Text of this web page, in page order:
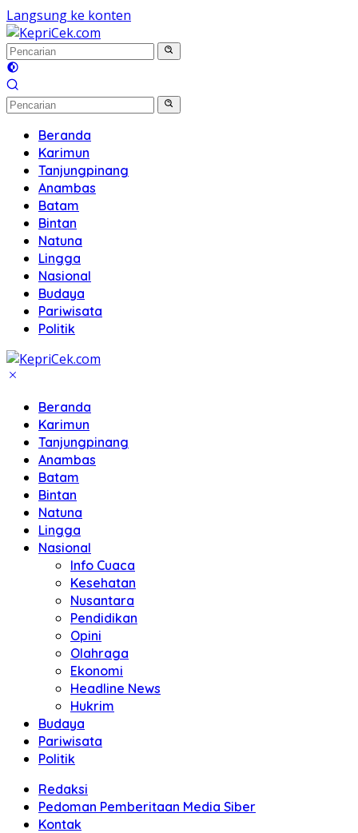
Langsung ke konten
Beranda
Karimun
Tanjungpinang
Anambas
Batam
Bintan
Natuna
Lingga
Nasional
Budaya
Pariwisata
Politik
Beranda
Karimun
Tanjungpinang
Anambas
Batam
Bintan
Natuna
Lingga
Nasional
Info Cuaca
Kesehatan
Nusantara
Pendidikan
Opini
Olahraga
Ekonomi
Headline News
Hukrim
Budaya
Pariwisata
Politik
Redaksi
Pedoman Pemberitaan Media Siber
Kontak